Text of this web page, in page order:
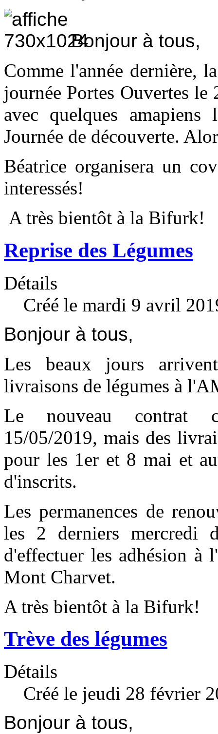
Bonjour à tous,
Comme l'année dernière,
journée Portes Ouvertes
avec quelques
Journée de découverte.
Béatrice organisera un
interessés!
A très bientôt à la Bifurk!
Reprise des Légumes
Détails
Créé le mardi 9 avril
Bonjour à tous,
Les beaux jours
livraisons de légumes à
Le nouveau contrat
15/05/2019, mais des
pour les 1er et 8 mai et
d'inscrits.
Les permanences de
les 2 derniers mercredi
d'effectuer les adhésion à
Mont Charvet.
A très bientôt à la Bifurk!
Trève des légumes
Détails
Créé le jeudi 28 février
Bonjour à tous,